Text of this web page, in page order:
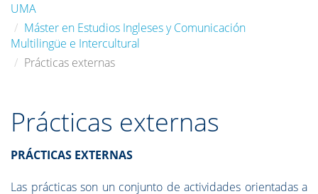
UMA
Máster en Estudios Ingleses y Comunicación
Multilingüe e Intercultural
Prácticas externas
Prácticas externas
PRÁCTICAS EXTERNAS
Las prácticas son un conjunto de actividades orientadas a